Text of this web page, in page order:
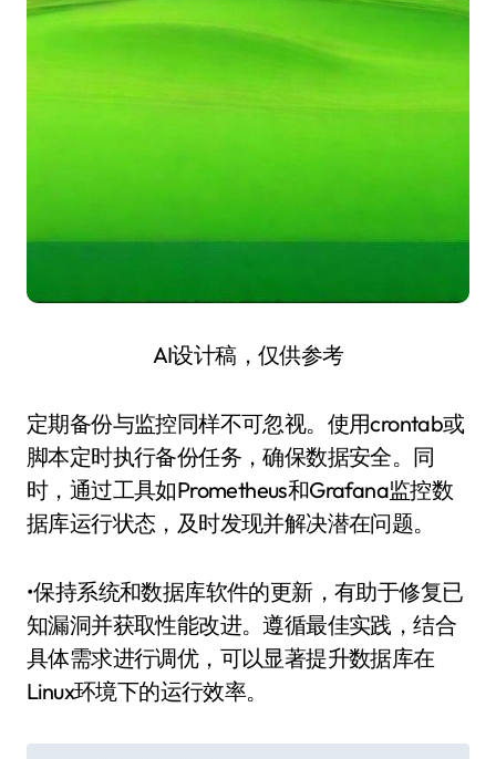
AI设计稿，仅供参考
定期备份与监控同样不可忽视。使用crontab或
脚本定时执行备份任务，确保数据安全。同
时，通过工具如Prometheus和Grafana监控数
据库运行状态，及时发现并解决潜在问题。
•保持系统和数据库软件的更新，有助于修复已
知漏洞并获取性能改进。遵循最佳实践，结合
具体需求进行调优，可以显著提升数据库在
Linux环境下的运行效率。